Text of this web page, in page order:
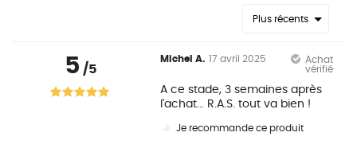
Plus récents
5 /5
Michel A. 17 avril 2025
Achat
vérifié
A ce stade, 3 semaines après
l'achat... R.A.S. tout va bien !
Je recommande ce produit